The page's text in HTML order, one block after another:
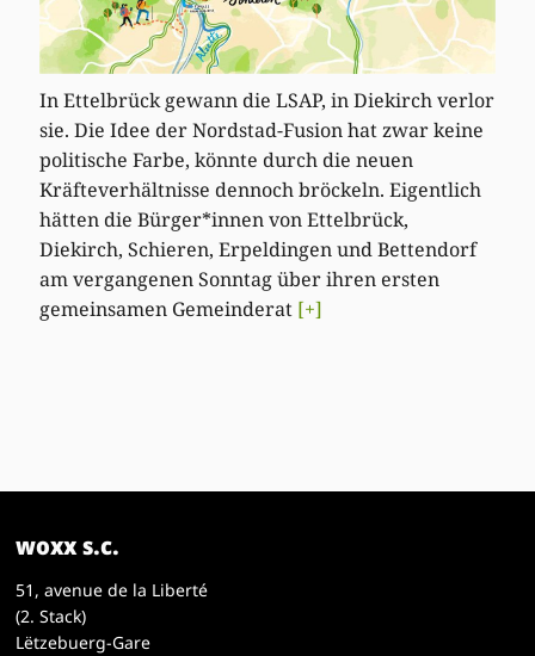
In Ettelbrück gewann die LSAP, in Diekirch verlor
sie. Die Idee der Nordstad-Fusion hat zwar keine
politische Farbe, könnte durch die neuen
Kräfteverhältnisse dennoch bröckeln. Eigentlich
hätten die Bürger*innen von Ettelbrück,
Diekirch, Schieren, Erpeldingen und Bettendorf
am vergangenen Sonntag über ihren ersten
gemeinsamen Gemeinderat [+]
woxx s.c.
51, avenue de la Liberté
(2. Stack)
Lëtzebuerg-Gare